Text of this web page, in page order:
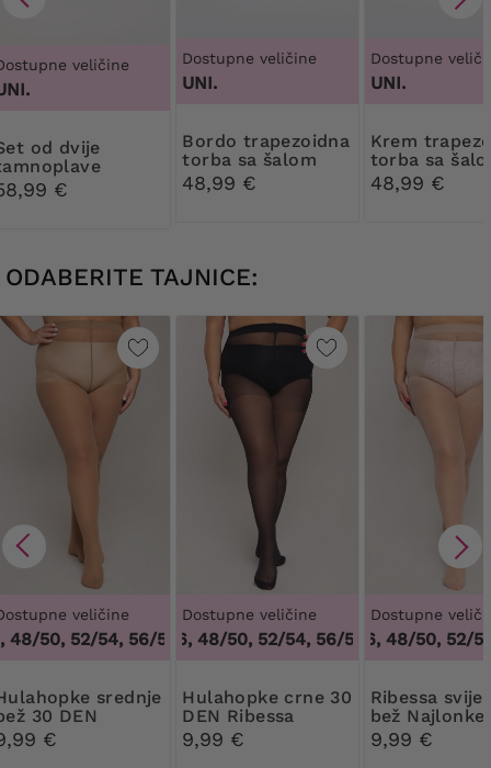
veličine
€
Dostupne veličine
UNI.
Bordo trapezoidna
torba sa šalom
48,99 €
Dostupne
UNI.
Krem trapezoidna
torba sa
48,99 €
ODABERITE TAJNICE:
veličine
50, 52/54, 56/58, 60/62,44/46, 48/50, 52/54, 56/58,
30 DEN
€
Dostupne veličine
44/46, 48/50, 52/54, 56/58, 60/62,44/46,
Hulahopke crne 30
DEN Ribessa
9,99 €
Dostupne
44/46, 48/50, 52/54,
Ribessa svijetlo
bež Najlonke
DEN
9,99 €